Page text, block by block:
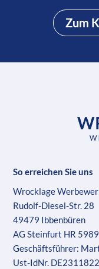
Zum
So erreichen Sie uns
Wrocklage
Rudolf-Diesel-Str. 28
49479 Ibbenbüren
AG Steinfurt HR
Geschäftsführer:
Ust-IdNr.